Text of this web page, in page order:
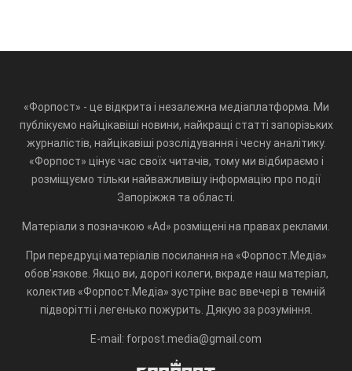
«Форпост» - це відкрита і незалежна медіаплатформа. Ми
публікуємо найцікавіші новини, найкращі статті запорізьких
журналістів, найцікавіші розслідування і чесну аналітику.
«Форпост» цінує час своїх читачів, тому ми відбираємо і
розміщуємо тільки найважливішу інформацію про події
Запоріжжя та області.
Матеріали з позначкою «Ad» розміщені на правах реклами.
При передруці матеріалів посилання на «Форпост.Медіа»
обов'язкове. Якщо ви, дорогі колеги, вкраде наш матеріал,
колектив «Форпост.Медіа» зустріне вас ввечері в темній
підворітті і легенько пожурить. Дякую за розуміння.
E-mail: forpost.media@gmail.com